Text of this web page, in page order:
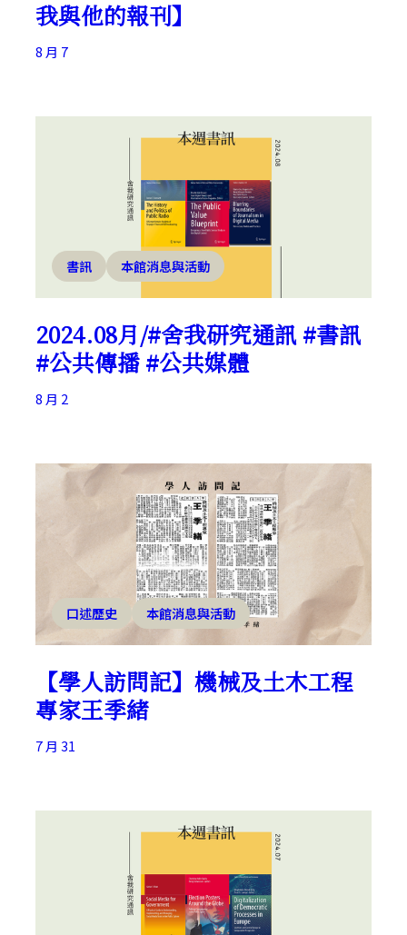
我與他的報刊】
8 月 7
書訊 本館消息與活動
2024.08月/#舍我研究通訊 #書訊
#公共傳播 #公共媒體
8 月 2
口述歷史 本館消息與活動
【學人訪問記】機械及土木工程
專家王季緒
7 月 31